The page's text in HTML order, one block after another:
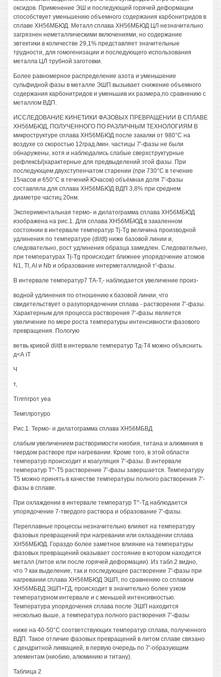
оксидов. Применение ЭШ и последующей горячей деформации
способствует уменьшению объемного содержания карбонитридов в
сплаве ХН56МБЮД. Металл сплава ХН56МБЮД ЦЛ незначительно
загрязнен неметаллическими включениями, но содержание
эвтектики в количестве 29,1% представляет значительные
трудности, для гомогенизации и последующего использования
металла ЦЛ трубной заготовки.
Более равномерное распределение азота и уменьшение
сульфидной фазы в металле ЭШП вызывает снижение объемного
содержания карбонитридов и уменьшив их размера,по сравнению с
металлом ВДП.
ИССЛЕДОВАНИЕ КИНЕТИКИ ФАЗОВЫХ ПРЕВРАЩЕНИИ В СПЛАВЕ
ХН56МБЮД, ПОЛУЧЕННОГО ПО РАЗЛИЧНЫМ ТЕХНОЛОГИЯМ В
микроструктуре сплава ХН56МБЮД после закалки от 980°С на
воздухе со скоростью 12град./мин. частицы 7'-фазы не были
обнаружены, хотя и наблюдались слабые сверхструктурные
рефлексЫ|характерные для предвыделений этой фазы. При
последующем двухступенчатом старении (при 730°С в течение
15часов и 650°С в течений Ючасов) объёмная доля 7'-фазы
составляла для сплава ХН56МБЮД ВДП 3,8% при среднем
диаметре частиц 20нм.
Экспериментальная термо- и дилатограмма сплава ХН56МБЮД
изображена на рис.1. Для сплава ХН56МБЮД в закаленном
состоянии в интервале температур Tj-Tg величина производной
удлинения по температуре (dl/dt) ниже базовой линии и,
следовательно, рост удлинения образца замедлен. Следовательно,
при температурах Tj-Tg происходит ближнее упорядочение атомов
N1, Tl, AI и Nb и образование интерметаллидной т'-фазы.
В интервале температур7 ТА-Т,- наблюдается увеличение произ-
водной удлинения по отношению к базовой линии, что
свидетельствует о разупорядочении сплава - растворении 7'-фазы.
Характерным для процесса растворения 7'-фазы является
увеличение по мере роста температуры интенсивности фазового
превращения. Пологую
ветвь кривой dl/dt в интервале температур Тд-Т4 можно объяснить
д<А iT
Ч
т,
Тглгпгрот уеа
Темплротуро
Рис.1. Термо- и дилатограмма сплава ХН56МБВД
слабым увеличением растворимости ниобия, титана и алюминия в
твердом растворе при нагревании. Кроме того, в этой области
температур происходит и коагуляция 7'-фазы. В интервале
температур Т^-Т5 растворение 7'-фазы завершается. Температуру
Т5 можно принять в качестве температуры полного растворения 7'-
фазы в сплаве.
При охлаждении в интервале температур Т^-Тд наблюдается
упорядочение 7-твердого раствора и образование 7'-фазы.
Переплавные процессы незначительно влияют на температуру
фазовых превращений при нагревании или охлаадении сплава
ХН56МБЮД. Гораздо более заметное влияние на температуры
фазовых превращений оказывает состояние в котором находится
металл (литое или после горячей деформации). Из табл.2 видно,
что ? как выделение, так и последующее растворение 7'-фазы при
нагревании сплава ХН56МБЮД ЭШП, по сравнению со сплавом
ХН56МБВД ЭШП+ГД, происходит в значительно более узком
температурном интервале и с меньшей интенсивностью.
Температура упорядочения сплава после ЭШП находится
несколько выше, а температура полного растворения 7'-фазы
ниже на 40-50°С соответствующих температур сплава, полученного
ВДП. Такое отличие фазовых превращений в литом сплаве связано
с дендритной ликвацией, в первую очередь по 7'-образующим
элементам (ниобию, алюминию и титану).
Таблица 2